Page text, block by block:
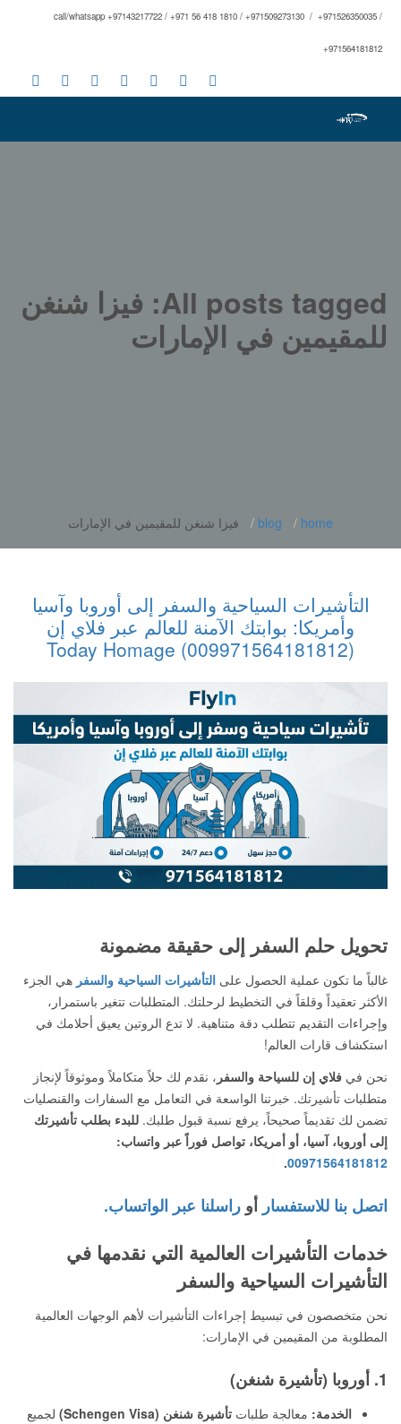
call/whatsapp +97143217722 / +971 56 418 1810 / +971509273130 / +971526350035 /
+971564181812
All posts tagged: فيزا شنغن
للمقيمين في الإمارات
home
blog فيزا شنغن للمقيمين في الإمارات
التأشيرات السياحية والسفر إلى أوروبا وآسيا
وأمريكا: بوابتك الآمنة للعالم عبر فلاي إن
(009971564181812) Today Homage
تحويل حلم السفر إلى حقيقة مضمونة
غالباً ما تكون عملية الحصول على التأشيرات السياحية والسفر هي الجزء
الأكثر تعقيداً وقلقاً في التخطيط لرحلتك. المتطلبات تتغير باستمرار،
وإجراءات التقديم تتطلب دقة متناهية. لا تدع الروتين يعيق أحلامك في
استكشاف قارات العالم!
نحن في فلاي إن للسياحة والسفر ، نقدم لك حلاً متكاملاً وموثوقاً لإنجاز
متطلبات تأشيرتك. خبرتنا الواسعة في التعامل مع السفارات والقنصليات
تضمن لك تقديماً صحيحاً، يرفع نسبة قبول طلبك. للبدء بطلب تأشيرتك
إلى أوروبا، آسيا، أو أمريكا، تواصل فوراً عبر واتساب:
00971564181812
.
اتصل بنا للاستفسار أو راسلنا عبر الواتساب.
خدمات التأشيرات العالمية التي نقدمها في
التأشيرات السياحية والسفر
نحن متخصصون في تبسيط إجراءات التأشيرات لأهم الوجهات العالمية
المطلوبة من المقيمين في الإمارات:
1. أوروبا (تأشيرة شنغن)
الخدمة: معالجة طلبات تأشيرة شنغن (Schengen Visa)
لجميع